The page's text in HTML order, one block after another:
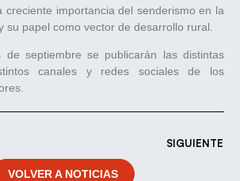
creciente importancia del senderismo en la
su papel como vector de desarrollo rural.
septiembre se publicarán las distintas
canales y redes sociales de los
SIGUIENTE
VOLVER A NOTICIAS